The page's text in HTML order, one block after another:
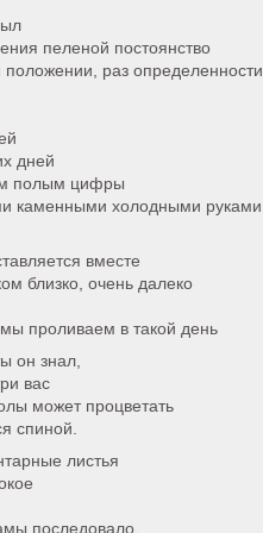
пеленой постоянство
раз определенности
дней
полым цифры
каменными холодными руками.
вместе
близко, очень далеко
мы проливаем в такой день
он знал,
вас
может процветать
спиной.
листья
последовало.